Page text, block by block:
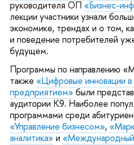
руководителя ОП «Бизнес-
лекции участники узнали
экономике, трендах и о том,
и поведение потребителей
будущем.
Программы по направлению
также «Цифровые инновации в
предприятием» были
аудитории К9. Наиболее
программами среди
«Управление бизнесом»,
аналитика» и